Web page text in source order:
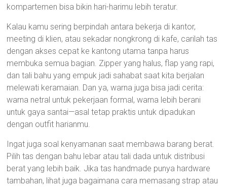
kompartemen bisa bikin hari-harimu lebih teratur.
Kalau kamu sering berpindah antara bekerja di kantor,
meeting di klien, atau sekadar nongkrong di kafe, carilah tas
dengan akses cepat ke kantong utama tanpa harus
membuka semua bagian. Zipper yang halus, flap yang rapi,
dan tali bahu yang empuk jadi sahabat saat kita berjalan
melewati keramaian. Dan ya, warna juga bisa jadi cerita:
warna netral untuk pekerjaan formal, warna lebih berani
untuk gaya santai—asal tetap praktis untuk dipadukan
dengan outfit harianmu.
Ingat juga soal kenyamanan saat membawa barang berat.
Pilih tas dengan bahu lebar atau tali dada untuk distribusi
berat yang lebih baik. Jika tas handmade punya hardware
tambahan, lihat juga bagaimana cara memasang strap atau